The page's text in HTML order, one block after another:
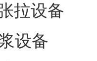
拉设备
设备